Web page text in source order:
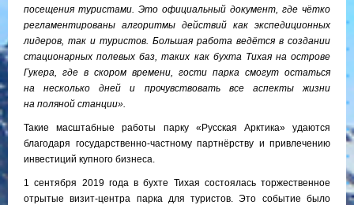
посещения туристами. Это официальный документ, где чётко
регламентированы алгоритмы действий как экспедиционных
лидеров, так и туристов. Большая работа ведётся в создании
стационарных полевых баз, таких как бухта Тихая на острове
Гукера, где в скором времени, гости парка смогут остаться
на несколько дней и прочувствовать все аспекты жизни
на поляной станции».
Такие масштабные работы парку «Русская Арктика» удаются
благодаря государственно-частному партнёрству и привлечению
инвестиций купного бизнеса.
1 сентября 2019 года в бухте Тихая состоялась торжественное
отрытые визит-центра парка для туристов. Это событие было